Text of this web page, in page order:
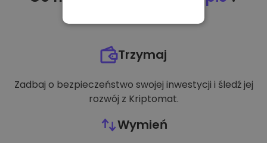
Trzymaj
Zadbaj o bezpieczeństwo swojej inwestycji i śledź jej
rozwój z Kriptomat.
Wymień
TARGETOWANIE
FUNKCJONALNOŚĆ